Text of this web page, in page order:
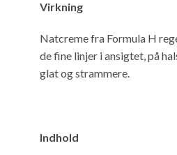
Virkning
Natcreme fra Formula H
de fine linjer i ansigtet, på
glat og strammere.
Indhold